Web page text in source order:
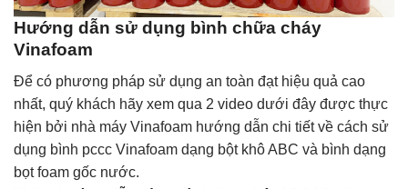
Hướng dẫn sử dụng bình chữa cháy
Vinafoam
Để có phương pháp sử dụng an toàn đạt hiệu quả cao
nhất, quý khách hãy xem qua 2 video dưới đây được thực
hiện bởi nhà máy Vinafoam hướng dẫn chi tiết về cách sử
dụng bình pccc Vinafoam dạng bột khô ABC và bình dạng
bọt foam gốc nước.